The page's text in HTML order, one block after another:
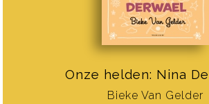
Onze helden: Nina
Bieke Van Gelder